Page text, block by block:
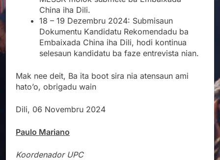
China iha Dili.
18 – 19 Dezembru 2024: Submisaun
Dokumentu Kandidatu Rekomendadu ba
Embaixada China iha Dili, hodi kontinua
selesaun kandidatu ba faze entrevista nian.
Mak nee deit, Ba ita boot sira nia atensaun ami
hato’o, obrigadu wain
Dili, 06 Novembru 2024
Paulo Mariano
Koordenador UPC